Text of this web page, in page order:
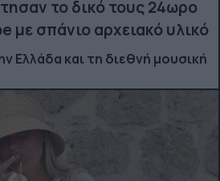
το δικό τους 24ωρο
με σπάνιο αρχειακό υλικό
Ελλάδα και τη διεθνή μουσική